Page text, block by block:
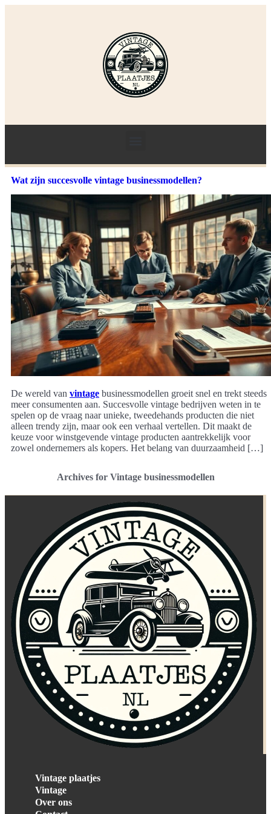
Wat zijn succesvolle vintage businessmodellen?
De wereld van vintage businessmodellen groeit snel en trekt steeds
meer consumenten aan. Succesvolle vintage bedrijven weten in te
spelen op de vraag naar unieke, tweedehands producten die niet
alleen trendy zijn, maar ook een verhaal vertellen. Dit maakt de
keuze voor winstgevende vintage producten aantrekkelijk voor
zowel ondernemers als kopers. Het belang van duurzaamheid […]
Archives for Vintage businessmodellen
Vintage plaatjes
Vintage
Over ons